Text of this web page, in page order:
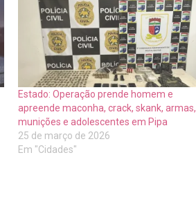
Estado: Operação prende homem e
apreende maconha, crack, skank, armas,
munições e adolescentes em Pipa
25 de março de 2026
Em "Cidades"